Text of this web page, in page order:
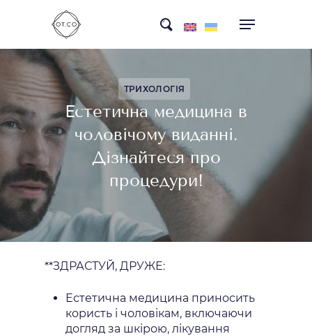
content
search
ТРИХОЛОГІЯ
Естетична медицина в
чоловічому виданні.
Дізнайтеся про
процедури!
**ЗДРАСТУЙ, ДРУЖЕ:
Естетична медицина приносить
користь і чоловікам, включаючи
догляд за шкірою, лікування